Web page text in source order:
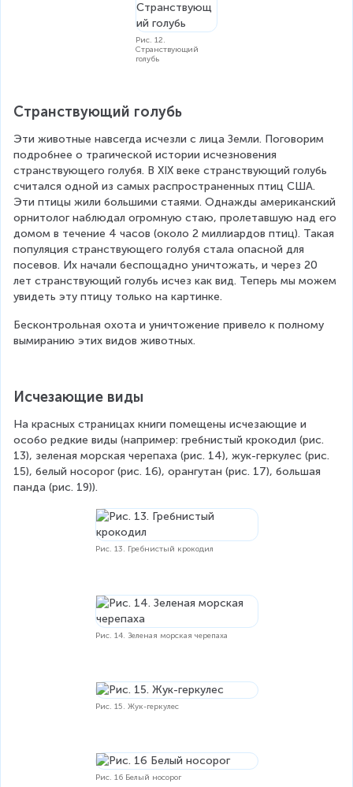
Рис. 12.
Странствующий
голубь
Странствующий голубь
Эти животные навсегда исчезли с лица Земли. Поговорим
подробнее о трагической истории исчезновения
странствующего голубя. В XIX веке странствующий голубь
считался одной из самых распространенных птиц США.
Эти птицы жили большими стаями. Однажды американский
орнитолог наблюдал огромную стаю, пролетавшую над его
домом в течение 4 часов (около 2 миллиардов птиц). Такая
популяция странствующего голубя стала опасной для
посевов. Их начали беспощадно уничтожать, и через 20
лет странствующий голубь исчез как вид. Теперь мы можем
увидеть эту птицу только на картинке.
Бесконтрольная охота и уничтожение привело к полному
вымиранию этих видов животных.
Исчезающие виды
На красных страницах книги помещены исчезающие и
особо редкие виды (например: гребнистый крокодил (рис.
13), зеленая морская черепаха (рис. 14), жук-геркулес (рис.
15), белый носорог (рис. 16), орангутан (рис. 17), большая
панда (рис. 19)).
Рис. 13. Гребнистый крокодил
Рис. 14. Зеленая морская черепаха
Рис. 15. Жук-геркулес
Рис. 16 Белый носорог